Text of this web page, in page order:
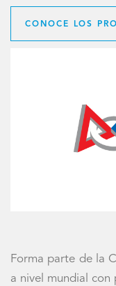
CONOCE LOS
Forma parte de la
a nivel mundial con